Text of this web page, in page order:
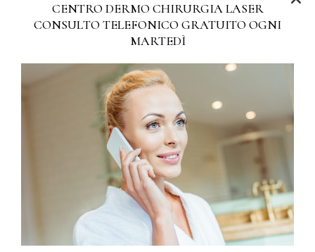
CENTRO DERMO CHIRURGIA LASER
CONSULTO TELEFONICO GRATUITO OGNI
MARTEDÌ